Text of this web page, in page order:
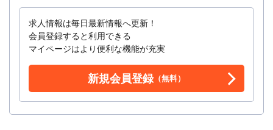
求人情報は毎日最新情報へ更新！
会員登録すると利用できる
マイページはより便利な機能が充実
新規会員登録（無料）